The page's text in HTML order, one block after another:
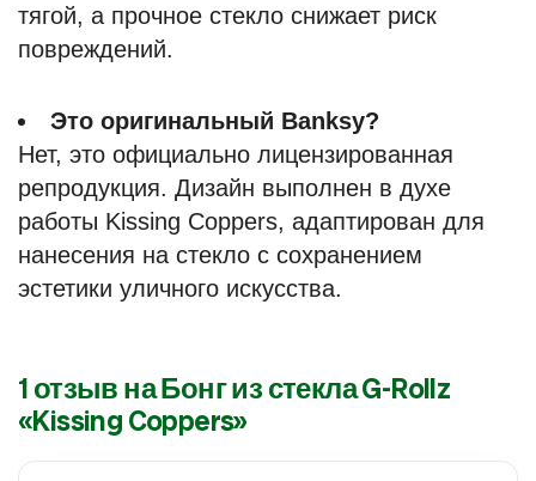
тягой, а прочное стекло снижает риск
повреждений.
Это оригинальный Banksy?
Нет, это официально лицензированная
репродукция. Дизайн выполнен в духе
работы Kissing Coppers, адаптирован для
нанесения на стекло с сохранением
эстетики уличного искусства.
1 отзыв наБонг из стекла G-Rollz
«Kissing Coppers»